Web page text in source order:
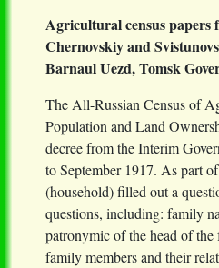
Agricultural census papers
Chernovskiy and
Barnaul Uezd, Tomsk
The All-Russian Census of
Population and Land
decree from the Interim
to September 1917. As part
(household) filled out a
questions, including: family
patronymic of the head of the
family members and their